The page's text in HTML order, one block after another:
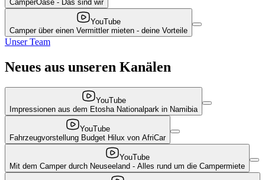
CamperOase - Das sind wir
YouTube
Camper über einen Vermittler mieten - deine Vorteile
Unser Team
Neues aus unseren Kanälen
YouTube
Impressionen aus dem Etosha Nationalpark in Namibia
YouTube
Fahrzeugvorstellung Budget Hilux von AfriCar
YouTube
Mit dem Camper durch Neuseeland - Alles rund um die Campermiete